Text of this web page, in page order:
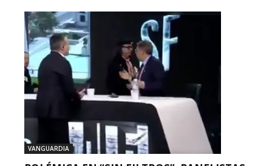
VANGUARDIA